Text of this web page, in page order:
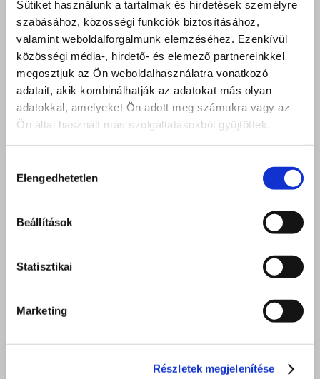
Sütiket használunk a tartalmak és hirdetések személyre
szabásához, közösségi funkciók biztosításához,
valamint weboldalforgalmunk elemzéséhez. Ezenkívül
közösségi média-, hirdető- és elemező partnereinkkel
megosztjuk az Ön weboldalhasználatra vonatkozó
adatait, akik kombinálhatják az adatokat más olyan
adatokkal, amelyeket Ön adott meg számukra vagy az
Ön által használt más szolgáltatásokból gyűjtöttek.
kiválasztása
Elengedhetetlen
Beállítások
Statisztikai
Marketing
Részletek megjelenítése
„Szabolcs Kupa” tizenharmadszor
2015 február 21.